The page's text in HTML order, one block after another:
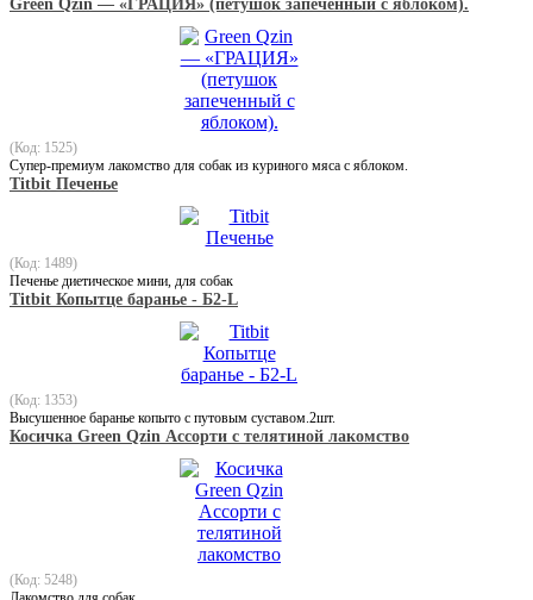
Green Qzin — «ГРАЦИЯ» (петушок запеченный с яблоком).
(Код: 1525)
Супер-премиум лакомство для собак из куриного мяса с яблоком.
Titbit Печенье
(Код: 1489)
Печенье диетическое мини, для собак
Titbit Копытце баранье - Б2-L
(Код: 1353)
Высушенное баранье копыто с путовым суставом.2шт.
Косичка Green Qzin Ассорти с телятиной лакомство
(Код: 5248)